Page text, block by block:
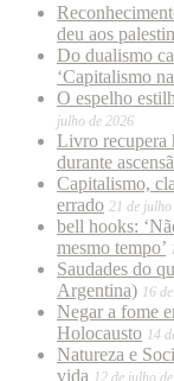
deu aos
Do dualismo
‘Capitalismo
O espelho
julho de 2026
Livro recupera
durante
Capitalismo,
errado 21 de
bell hooks:
mesmo tempo’
Saudades do
Argentina) 16
Negar a fome
Holocausto 14
Natureza e
vida 12 de julho